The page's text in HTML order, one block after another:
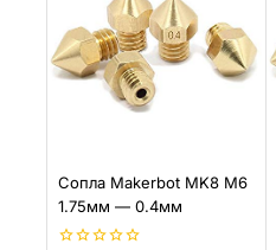
Сопла Makerbot MK8 M6
1.75мм — 0.4мм